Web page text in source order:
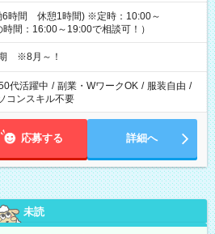
6時間 休憩1時間) ※定時：10:00～
間：16:00～19:00で相談可！）
期 ※8月～！
代活躍中 / 副業・WワークOK / 服装自由 /
コンスキル不要
応募する 詳細へ
未読